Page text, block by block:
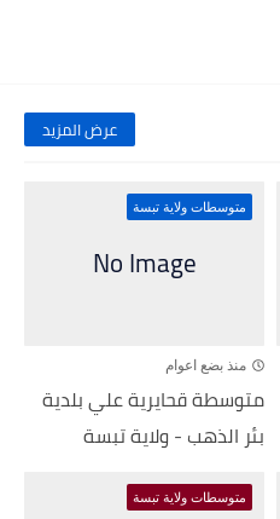
عرض المزيد
متوسطات ولاية تبسة
منذ بضع اعوام
متوسطة قحايرية علي بلدية
بئر الذهب - ولاية تبسة
متوسطات ولاية تبسة